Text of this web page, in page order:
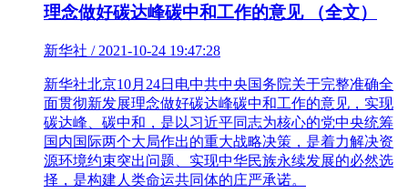
理念做好碳达峰碳中和工作的意见 （全文）
新华社 / 2021-10-24 19:47:28
新华社北京10月24日电中共中央国务院关于完整准确全
面贯彻新发展理念做好碳达峰碳中和工作的意见，实现
碳达峰、碳中和，是以习近平同志为核心的党中央统筹
国内国际两个大局作出的重大战略决策，是着力解决资
源环境约束突出问题、实现中华民族永续发展的必然选
择，是构建人类命运共同体的庄严承诺。